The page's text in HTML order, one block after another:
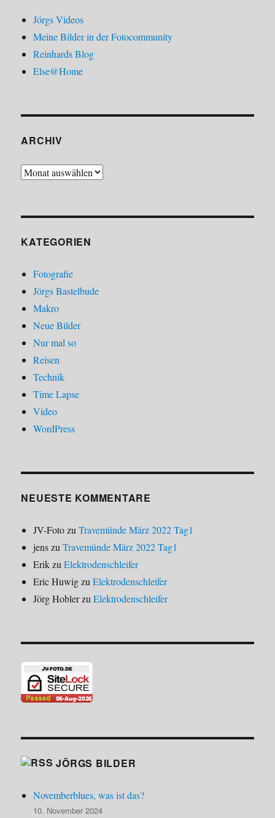
Jörgs Videos
Meine Bilder in der Fotocommunity
Reinhards Blog
Else@Home
ARCHIV
Archiv
KATEGORIEN
Fotografie
Jörgs Bastelbude
Makro
Neue Bilder
Nur mal so
Reisen
Technik
Time Lapse
Video
WordPress
NEUESTE KOMMENTARE
JV-FotozuTravemünde März 2022 Tag1
jenszuTravemünde März 2022 Tag1
ErikzuElektrodenschleifer
Eric HuwigzuElektrodenschleifer
Jörg HoblerzuElektrodenschleifer
JÖRGS BILDER
Novemberblues, was ist das?
10. November 2024